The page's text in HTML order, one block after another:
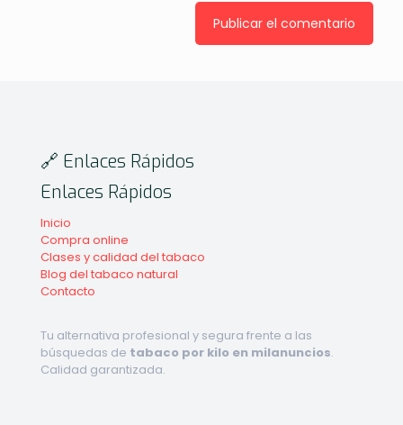
🔗 Enlaces Rápidos
Enlaces Rápidos
Inicio
Compra online
Clases y calidad del tabaco
Blog del tabaco natural
Contacto
Tu alternativa profesional y segura frente a las
búsquedas de tabaco por kilo en milanuncios.
Calidad garantizada.